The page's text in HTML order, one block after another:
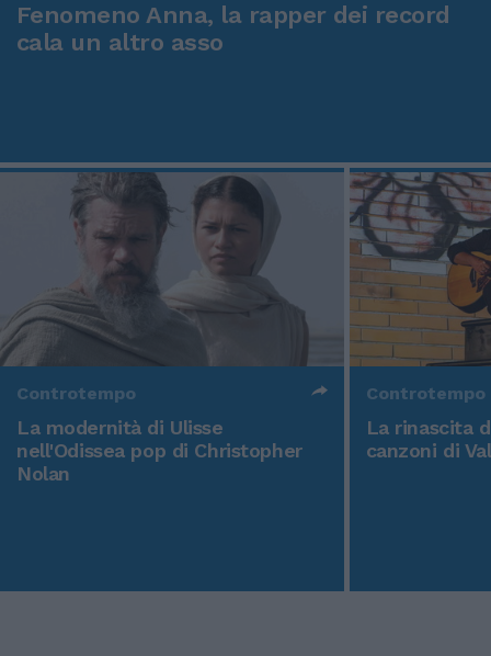
Fenomeno Anna, la rapper dei record
cala un altro asso
Controtempo
La modernità di Ulisse
nell'Odissea pop di Christopher
Nolan
Controtempo
La rinascita
canzoni di